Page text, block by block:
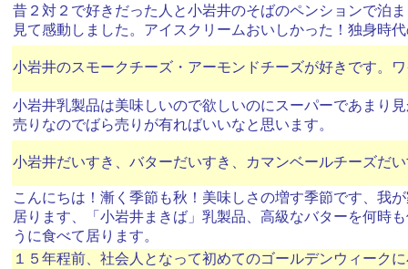
昔２対２で好きだった人と小岩井のそばのペンションで泊
見て感動しました。アイスクリームおいしかった！独身時
小岩井のスモークチーズ・アーモンドチーズが好きです。
小岩井乳製品は美味しいので欲しいのにスーパーであまり
売りなのでばら売りが有ればいいなと思います。
小岩井だいすき、バターだいすき、カマンベールチーズだ
こんにちは！漸く季節も秋！美味しさの増す季節です、我
居ります、「小岩井まきば」乳製品、高級なバターを何時
うに食べて居ります。
１５年程前、社会人となって初めてのゴールデンウィーク